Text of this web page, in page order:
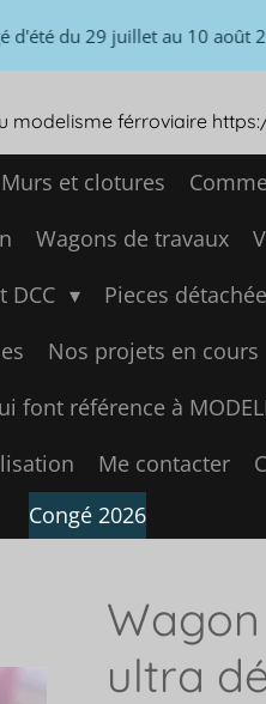
d'été du 29 juillet au 10 août
modelisme férroviaire
Murs et clotures
Wagons de travaux
DCC Pieces
Nos projets en cours
font référence à
Me contacter
Congé 2026
ultra